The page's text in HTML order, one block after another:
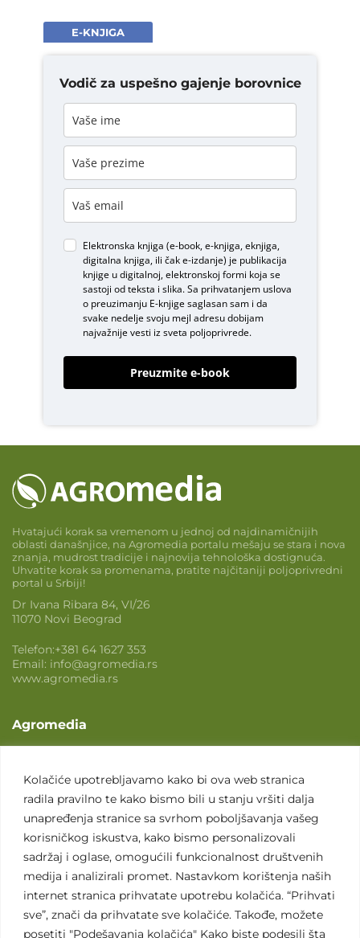
Kolačiće upotrebljavamo kako bi ova web stranica
radila pravilno te kako bismo bili u stanju vršiti dalja
unapređenja stranice sa svrhom poboljšavanja vašeg
korisničkog iskustva, kako bismo personalizovali
sadržaj i oglase, omogućili funkcionalnost društvenih
medija i analizirali promet. Nastavkom korištenja naših
internet stranica prihvatate upotrebu kolačića. “Prihvati
sve”, znači da prihvatate sve kolačiće. Takođe, možete
posetiti "Podešavanja kolačića" Kako biste podesili šta
E-KNJIGA
Vodič za uspešno gajenje borovnice
Elektronska knjiga (e-book, e-knjiga, eknjiga,
digitalna knjiga, ili čak e-izdanje) je publikacija
knjige u digitalnoj, elektronskoj formi koja se
sastoji od teksta i slika. Sa prihvatanjem uslova
o preuzimanju E-knjigesaglasan sam i da
svake nedelje svoju mejl adresu dobijam
najvažnije vesti iz sveta poljoprivrede.
Preuzmite e-book
Hvatajući korak sa vremenom u jednoj od najdinamičnijih
oblasti današnjice, na Agromedia portalu mešaju se stara i nova
znanja, mudrost tradicije i najnovija tehnološka dostignuća.
Uhvatite korak sa promenama, pratite najčitaniji poljoprivredni
portal u Srbiji!
Dr Ivana Ribara 84, VI/26
11070 Novi Beograd
Telefon:+381 64 1627 353
Email: info@agromedia.rs
www.agromedia.rs
Agromedia
Svet poljoprivrede
Marketing usluge
Tražimo saradnike
Kontakt
Kontakt